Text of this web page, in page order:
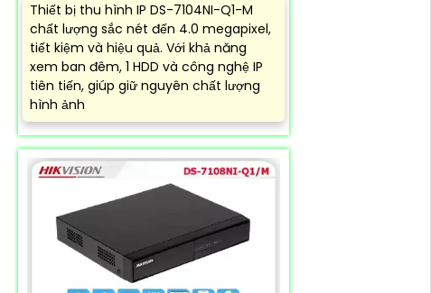
Thiết bị thu hình IP DS-7104NI-Q1-M
chất lượng sắc nét đến 4.0 megapixel,
tiết kiệm và hiệu quả. Với khả năng
xem ban đêm, 1 HDD và công nghệ IP
tiên tiến, giúp giữ nguyên chất lượng
hình ảnh